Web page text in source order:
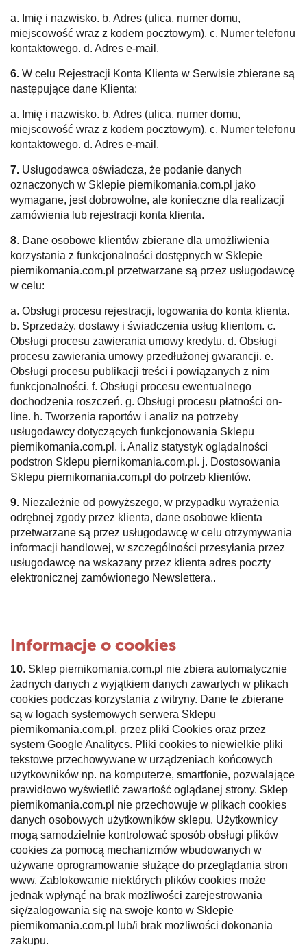
a. Imię i nazwisko. b. Adres (ulica, numer domu,
miejscowość wraz z kodem pocztowym). c. Numer telefonu
kontaktowego. d. Adres e-mail.
6. W celu Rejestracji Konta Klienta w Serwisie zbierane są
następujące dane Klienta:
a. Imię i nazwisko. b. Adres (ulica, numer domu,
miejscowość wraz z kodem pocztowym). c. Numer telefonu
kontaktowego. d. Adres e-mail.
7. Usługodawca oświadcza, że podanie danych
oznaczonych w Sklepie piernikomania.com.pl jako
wymagane, jest dobrowolne, ale konieczne dla realizacji
zamówienia lub rejestracji konta klienta.
8. Dane osobowe klientów zbierane dla umożliwienia
korzystania z funkcjonalności dostępnych w Sklepie
piernikomania.com.pl przetwarzane są przez usługodawcę
w celu:
a. Obsługi procesu rejestracji, logowania do konta klienta.
b. Sprzedaży, dostawy i świadczenia usług klientom. c.
Obsługi procesu zawierania umowy kredytu. d. Obsługi
procesu zawierania umowy przedłużonej gwarancji. e.
Obsługi procesu publikacji treści i powiązanych z nim
funkcjonalności. f. Obsługi procesu ewentualnego
dochodzenia roszczeń. g. Obsługi procesu płatności on-
line. h. Tworzenia raportów i analiz na potrzeby
usługodawcy dotyczących funkcjonowania Sklepu
piernikomania.com.pl. i. Analiz statystyk oglądalności
podstron Sklepu piernikomania.com.pl. j. Dostosowania
Sklepu piernikomania.com.pl do potrzeb klientów.
9. Niezależnie od powyższego, w przypadku wyrażenia
odrębnej zgody przez klienta, dane osobowe klienta
przetwarzane są przez usługodawcę w celu otrzymywania
informacji handlowej, w szczególności przesyłania przez
usługodawcę na wskazany przez klienta adres poczty
elektronicznej zamówionego Newslettera..
Informacje o cookies
10. Sklep piernikomania.com.pl nie zbiera automatycznie
żadnych danych z wyjątkiem danych zawartych w plikach
cookies podczas korzystania z witryny. Dane te zbierane
są w logach systemowych serwera Sklepu
piernikomania.com.pl, przez pliki Cookies oraz przez
system Google Analitycs. Pliki cookies to niewielkie pliki
tekstowe przechowywane w urządzeniach końcowych
użytkowników np. na komputerze, smartfonie, pozwalające
prawidłowo wyświetlić zawartość oglądanej strony. Sklep
piernikomania.com.pl nie przechowuje w plikach cookies
danych osobowych użytkowników sklepu. Użytkownicy
mogą samodzielnie kontrolować sposób obsługi plików
cookies za pomocą mechanizmów wbudowanych w
używane oprogramowanie służące do przeglądania stron
www. Zablokowanie niektórych plików cookies może
jednak wpłynąć na brak możliwości zarejestrowania
się/zalogowania się na swoje konto w Sklepie
piernikomania.com.pl lub/i brak możliwości dokonania
zakupu.